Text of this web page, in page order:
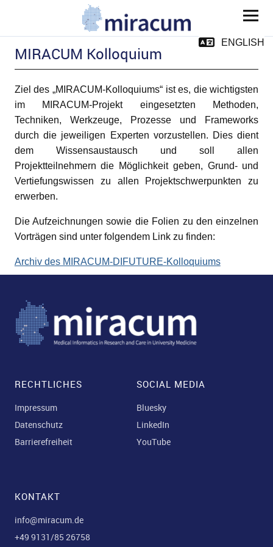
MIRACUM ENGLISH
Menü aufklappen
Menü aufklappen
Menü aufklappen
Menü aufklappen
MIRACUM Kolloquium
Ziel des „MIRACUM-Kolloquiums“ ist es, die wichtigsten
im MIRACUM-Projekt eingesetzten Methoden,
Techniken, Werkzeuge, Prozesse und Frameworks
durch die jeweiligen Experten vorzustellen. Dies dient
dem Wissensaustausch und soll allen
Projektteilnehmern die Möglichkeit geben, Grund- und
Vertiefungswissen zu allen Projektschwerpunkten zu
erwerben.
Die Aufzeichnungen sowie die Folien zu den einzelnen
Vorträgen sind unter folgendem Link zu finden:
Archiv des MIRACUM-DIFUTURE-Kolloquiums
RECHTLICHES
Impressum
Datenschutz
Barrierefreiheit
SOCIAL MEDIA
Bluesky
LinkedIn
YouTube
KONTAKT
info@miracum.de
+49 9131/85 26758